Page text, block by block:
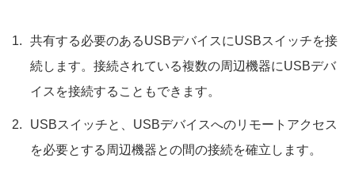
共有する必要のあるUSBデバイスにUSBスイッチを接
続します。接続されている複数の周辺機器にUSBデバ
イスを接続することもできます。
USBスイッチと、USBデバイスへのリモートアクセス
を必要とする周辺機器との間の接続を確立します。